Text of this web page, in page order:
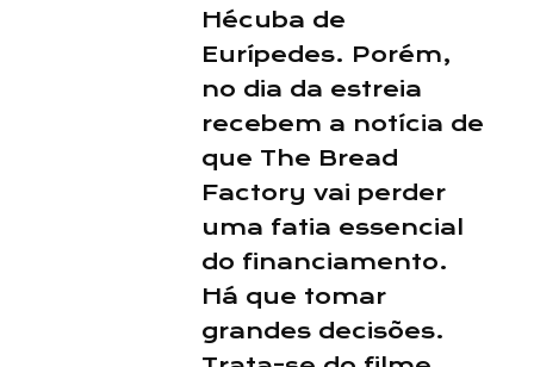
Hécuba de
Eurípedes. Porém,
no dia da estreia
recebem a notícia de
que The Bread
Factory vai perder
uma fatia essencial
do financiamento.
Há que tomar
grandes decisões.